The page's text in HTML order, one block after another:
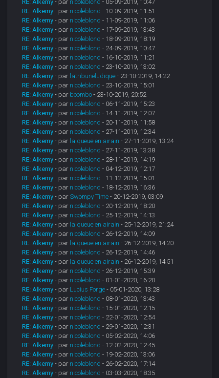
RE: Alkemy - par nicoleblond - 05-09-2019, 10:47
RE: Alkemy - par nicoleblond - 10-09-2019, 11:51
RE: Alkemy - par nicoleblond - 11-09-2019, 11:06
RE: Alkemy - par nicoleblond - 17-09-2019, 13:43
RE: Alkemy - par nicoleblond - 18-09-2019, 18:19
RE: Alkemy - par nicoleblond - 24-09-2019, 10:47
RE: Alkemy - par nicoleblond - 16-10-2019, 11:21
RE: Alkemy - par nicoleblond - 23-10-2019, 13:02
RE: Alkemy - par latribuneludique - 23-10-2019, 14:22
RE: Alkemy - par nicoleblond - 23-10-2019, 15:01
RE: Alkemy - par boombo - 23-10-2019, 20:52
RE: Alkemy - par nicoleblond - 06-11-2019, 15:23
RE: Alkemy - par nicoleblond - 14-11-2019, 12:07
RE: Alkemy - par nicoleblond - 20-11-2019, 11:58
RE: Alkemy - par nicoleblond - 27-11-2019, 12:34
RE: Alkemy - par la queue en airain - 27-11-2019, 13:24
RE: Alkemy - par nicoleblond - 27-11-2019, 13:38
RE: Alkemy - par nicoleblond - 28-11-2019, 14:19
RE: Alkemy - par nicoleblond - 04-12-2019, 12:17
RE: Alkemy - par nicoleblond - 11-12-2019, 15:01
RE: Alkemy - par nicoleblond - 18-12-2019, 16:36
RE: Alkemy - parSwompy Time - 20-12-2019, 03:09
RE: Alkemy - par nicoleblond - 20-12-2019, 18:20
RE: Alkemy - par nicoleblond - 25-12-2019, 14:13
RE: Alkemy - par la queue en airain - 25-12-2019, 21:24
RE: Alkemy - par nicoleblond - 26-12-2019, 14:09
RE: Alkemy - par la queue en airain - 26-12-2019, 14:20
RE: Alkemy - par nicoleblond - 26-12-2019, 14:46
RE: Alkemy - par la queue en airain - 26-12-2019, 14:51
RE: Alkemy - par nicoleblond - 26-12-2019, 15:39
RE: Alkemy - par nicoleblond - 01-01-2020, 16:20
RE: Alkemy - par Lucius Forge - 05-01-2020, 13:28
RE: Alkemy - par nicoleblond - 08-01-2020, 13:43
RE: Alkemy - par nicoleblond - 15-01-2020, 12:15
RE: Alkemy - par nicoleblond - 22-01-2020, 12:54
RE: Alkemy - par nicoleblond - 29-01-2020, 12:31
RE: Alkemy - par nicoleblond - 05-02-2020, 14:06
RE: Alkemy - par nicoleblond - 12-02-2020, 12:45
RE: Alkemy - par nicoleblond - 19-02-2020, 13:06
RE: Alkemy - par nicoleblond - 26-02-2020, 17:14
RE: Alkemy - par nicoleblond - 03-03-2020, 18:35